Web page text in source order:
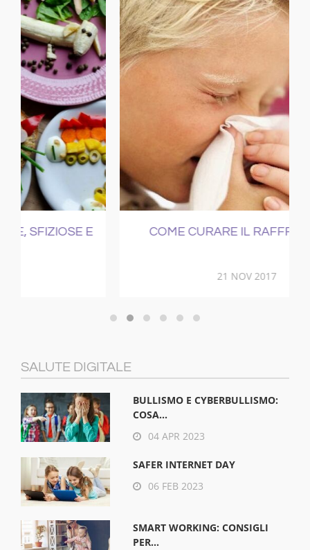
COME CURARE IL RAFFREDDORE
SALUTE DIGITALE
BULLISMO E CYBERBULLISMO:
COSA...
04 APR 2023
SAFER INTERNET DAY
06 FEB 2023
SMART WORKING: CONSIGLI
PER...